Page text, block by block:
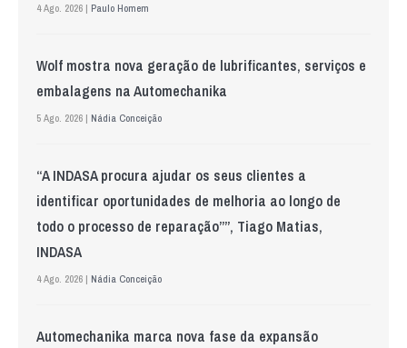
4 Ago. 2026 | Paulo Homem
Wolf mostra nova geração de lubrificantes, serviços e
embalagens na Automechanika
5 Ago. 2026 | Nádia Conceição
“A INDASA procura ajudar os seus clientes a
identificar oportunidades de melhoria ao longo de
todo o processo de reparação””, Tiago Matias,
INDASA
4 Ago. 2026 | Nádia Conceição
Automechanika marca nova fase da expansão